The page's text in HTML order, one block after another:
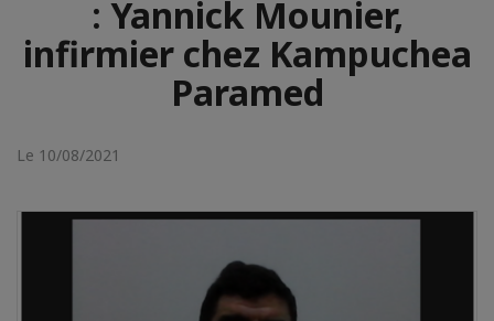
: Yannick Mounier,
infirmier chez Kampuchea
Paramed
Le 10/08/2021